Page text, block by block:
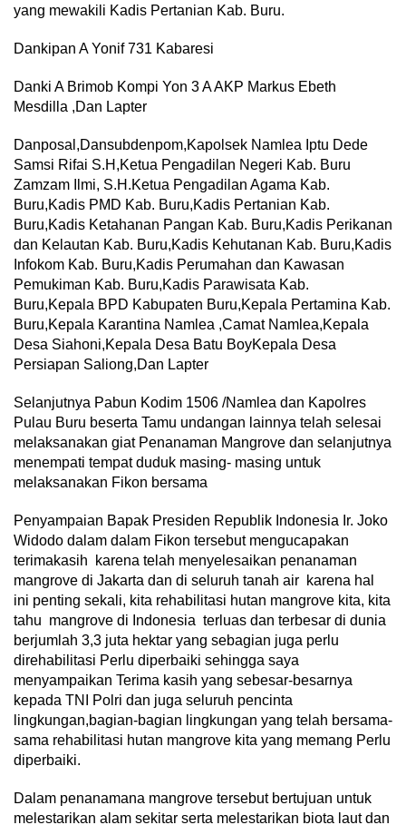
yang mewakili Kadis Pertanian Kab. Buru.
Dankipan A Yonif 731 Kabaresi
Danki A Brimob Kompi Yon 3 A AKP Markus Ebeth
Mesdilla ,Dan Lapter
Danposal,Dansubdenpom,Kapolsek Namlea Iptu Dede
Samsi Rifai S.H,Ketua Pengadilan Negeri Kab. Buru
Zamzam Ilmi, S.H.Ketua Pengadilan Agama Kab.
Buru,Kadis PMD Kab. Buru,Kadis Pertanian Kab.
Buru,Kadis Ketahanan Pangan Kab. Buru,Kadis Perikanan
dan Kelautan Kab. Buru,Kadis Kehutanan Kab. Buru,Kadis
Infokom Kab. Buru,Kadis Perumahan dan Kawasan
Pemukiman Kab. Buru,Kadis Parawisata Kab.
Buru,Kepala BPD Kabupaten Buru,Kepala Pertamina Kab.
Buru,Kepala Karantina Namlea ,Camat Namlea,Kepala
Desa Siahoni,Kepala Desa Batu BoyKepala Desa
Persiapan Saliong,Dan Lapter
Selanjutnya Pabun Kodim 1506 /Namlea dan Kapolres
Pulau Buru beserta Tamu undangan lainnya telah selesai
melaksanakan giat Penanaman Mangrove dan selanjutnya
menempati tempat duduk masing- masing untuk
melaksanakan Fikon bersama
Penyampaian Bapak Presiden Republik Indonesia Ir. Joko
Widodo dalam dalam Fikon tersebut mengucapakan
terimakasih karena telah menyelesaikan penanaman
mangrove di Jakarta dan di seluruh tanah air karena hal
ini penting sekali, kita rehabilitasi hutan mangrove kita, kita
tahu mangrove di Indonesia terluas dan terbesar di dunia
berjumlah 3,3 juta hektar yang sebagian juga perlu
direhabilitasi Perlu diperbaiki sehingga saya
menyampaikan Terima kasih yang sebesar-besarnya
kepada TNI Polri dan juga seluruh pencinta
lingkungan,bagian-bagian lingkungan yang telah bersama-
sama rehabilitasi hutan mangrove kita yang memang Perlu
diperbaiki.
Dalam penanamana mangrove tersebut bertujuan untuk
melestarikan alam sekitar serta melestarikan biota laut dan